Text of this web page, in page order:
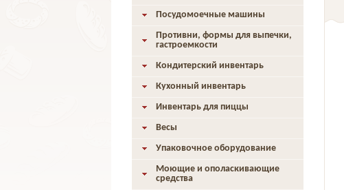
Посудомоечные машины
Противни, формы для выпечки,
гастроемкости
Кондитерский инвентарь
Кухонный инвентарь
Инвентарь для пиццы
Весы
Упаковочное оборудование
Моющие и ополаскивающие
средства